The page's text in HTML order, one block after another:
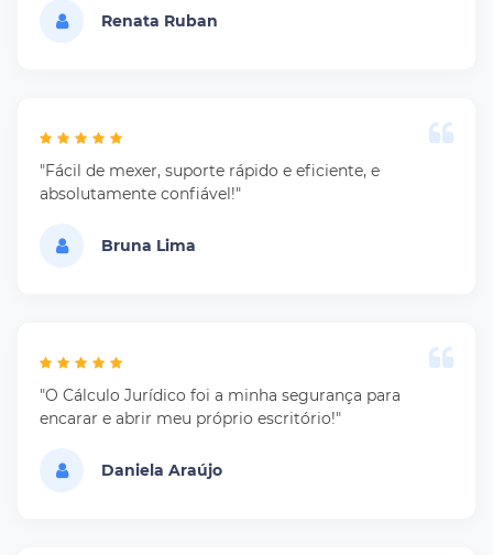
Renata Ruban
"Fácil de mexer, suporte rápido e eficiente, e
absolutamente confiável!"
Bruna Lima
"O Cálculo Jurídico foi a minha segurança para
encarar e abrir meu próprio escritório!"
Daniela Araújo